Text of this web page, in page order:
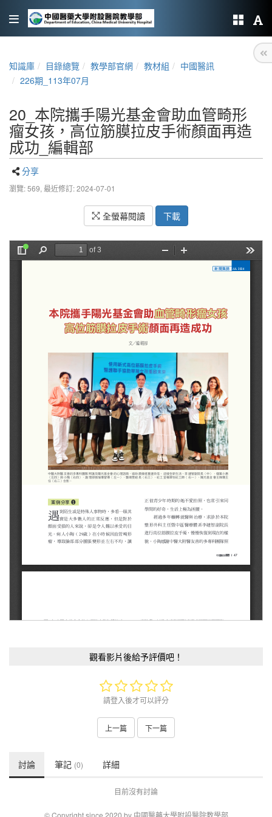
知識庫 目錄總覽 教學部官網 教材組
中國醫訊
226期_113年07月
20_本院攜手陽光基金會助血管畸形
瘤女孩，高位筋膜拉皮手術顏面再造
成功_編輯部
分享
瀏覽: 569, 最近修訂: 2024-07-01
全螢幕閱讀 下載
觀看影片後給予評價吧！
請登入後才可以評分
上一篇 下一篇
討論 筆記 (0) 詳細
目前沒有討論
© Copyright since 2020 by 中國醫藥大學附設醫院教學部